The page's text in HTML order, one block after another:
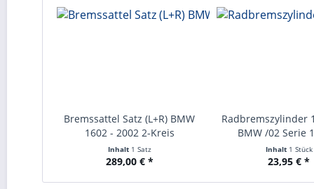
Bremssattel Satz (L+R) BMW
1602 - 2002 2-Kreis
Inhalt 1 Satz
289,00 € *
Radbremszylinder
BMW /02 Serie
Inhalt 1 Stück
23,95 € *